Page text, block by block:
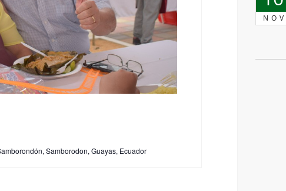
Samborodon, Guayas, Ecuador
NOV